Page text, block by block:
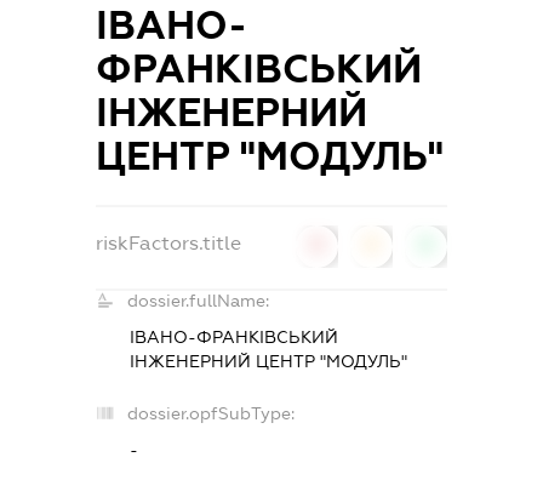
ІВАНО-
ФРАНКІВСЬКИЙ
ІНЖЕНЕРНИЙ
ЦЕНТР "МОДУЛЬ"
riskFactors.title
dossier.fullName:
ІВАНО-ФРАНКІВСЬКИЙ
ІНЖЕНЕРНИЙ ЦЕНТР "МОДУЛЬ"
dossier.opfSubType:
-